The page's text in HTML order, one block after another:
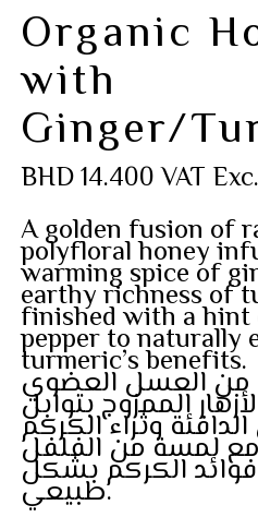
Organic
with
Ginger/
BHD14.400VAT Exc.
A golden fusion of
polyfloral honey
warming spice of
earthy richness of
finished with a hint
pepper to naturally
turmeric’s benefits.
من العسل العضوي
الممزوج بتوابل
الدافئة وثراء الكركم
مع لمسة من الفلفل
فوائد الكركم بشكل
طبيعي.